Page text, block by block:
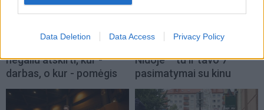
Data Deletion Data Access Privacy Policy
negaliu atskirti, kur -
darbas, o kur - pomėgis
Kultūra
Nidoje – tu ir tavo 7
pasimatymai su kinu